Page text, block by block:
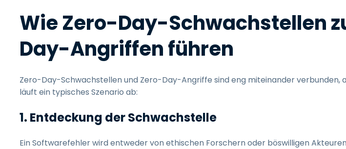
Wie Zero-Day-Schwachstellen
Day-Angriffen führen
Zero-Day-Schwachstellen und Zero-Day-Angriffe sind eng miteinander verbunden,
läuft ein typisches Szenario ab:
1. Entdeckung der Schwachstelle
Ein Softwarefehler wird entweder von ethischen Forschern oder böswilligen